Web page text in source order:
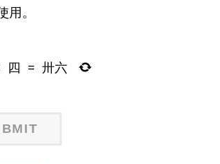
用。
四 = 卅六